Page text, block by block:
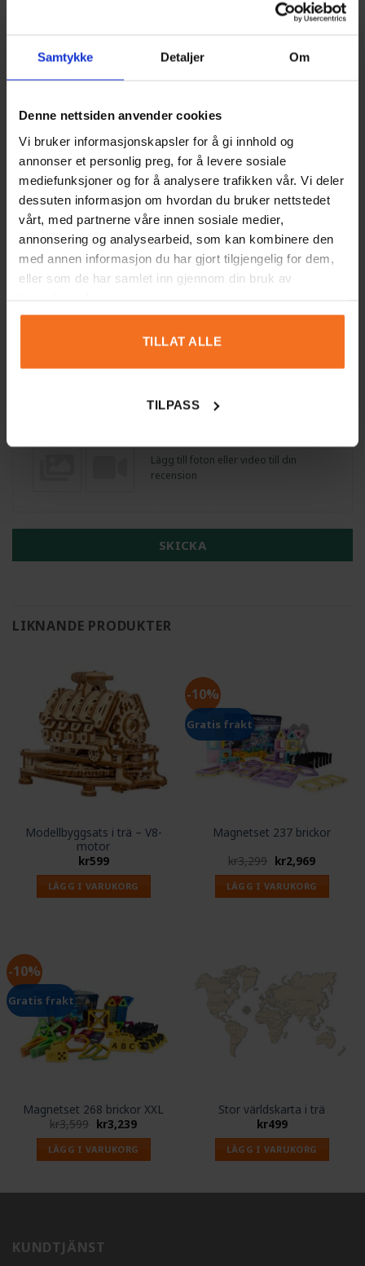
Samtykke Detaljer Om
Denne nettsiden anvender cookies
Vi bruker informasjonskapsler for å gi innhold og
annonser et personlig preg, for å levere sosiale
mediefunksjoner og for å analysere trafikken vår. Vi deler
dessuten informasjon om hvordan du bruker nettstedet
vårt, med partnerne våre innen sosiale medier,
annonsering og analysearbeid, som kan kombinere den
med annen informasjon du har gjort tilgjengelig for dem,
eller som de har samlet inn gjennom din bruk av
TILLAT ALLE
TILPASS
Lägg till en recension
Stapeltorn i trä
Betyg *
0/5
Din recension
Lägg till foton eller video till din
recension
SKICKA
LIKNANDE PRODUKTER
Modellbyggsats i trä – V8-
motor
kr599
LÄGG I VARUKORG
-10%
Gratis frakt
Magnetset 237 brickor
kr3,299 Det
ursprungliga
priset
var:
kr3,299.
kr2,969Det
priset
är:
kr2,969.
LÄGG I VARUKORG
-10%
Gratis frakt
Magnetset 268 brickor XXL
kr3,599 Det
ursprungliga
priset
var:
kr3,599.
kr3,239Det
priset
är:
kr3,239.
LÄGG I VARUKORG
Stor världskarta i trä
kr499
LÄGG I VARUKORG
KUNDTJÄNST